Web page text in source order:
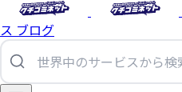
ス ブログ